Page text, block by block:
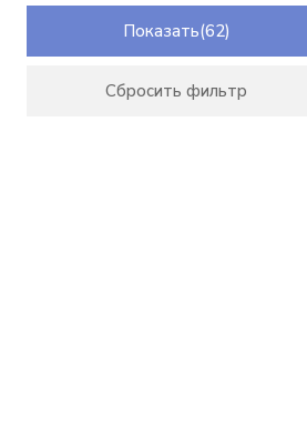
Золотой орнамент
Золотые держатели
Луковичный декор
Мадонна перламутровая
Мейсенский букет / Полевой цветок
Показать
Сбросить фильтр